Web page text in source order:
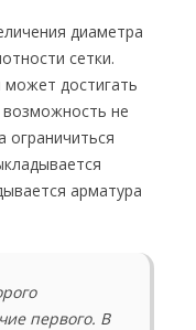
диаметра
сетки.
достигать
не
ограничиться
арматура
первого. В